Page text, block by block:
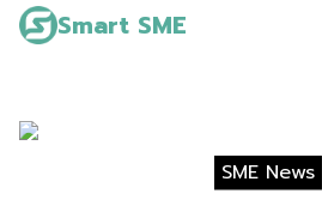
Smart SME
SME News